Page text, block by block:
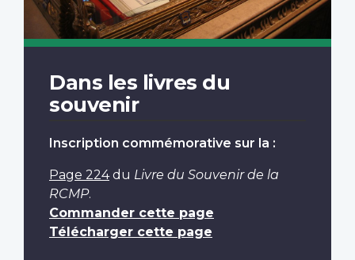
Dans les livres du
souvenir
Inscription commémorative sur la :
Page 224du Livre du Souvenir de la
RCMP.
Commander cette page
Télécharger cette page